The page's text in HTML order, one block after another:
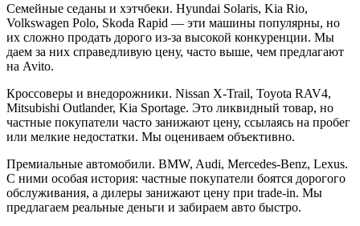
Семейные седаны и хэтчбеки. Hyundai Solaris, Kia Rio,
Volkswagen Polo, Skoda Rapid — эти машины популярны, но
их сложно продать дорого из-за высокой конкуренции. Мы
даем за них справедливую цену, часто выше, чем предлагают
на Avito.
Кроссоверы и внедорожники. Nissan X-Trail, Toyota RAV4,
Mitsubishi Outlander, Kia Sportage. Это ликвидный товар, но
частные покупатели часто занижают цену, ссылаясь на пробег
или мелкие недостатки. Мы оцениваем объективно.
Премиальные автомобили. BMW, Audi, Mercedes-Benz, Lexus.
С ними особая история: частные покупатели боятся дорогого
обслуживания, а дилеры занижают цену при trade-in. Мы
предлагаем реальные деньги и забираем авто быстро.